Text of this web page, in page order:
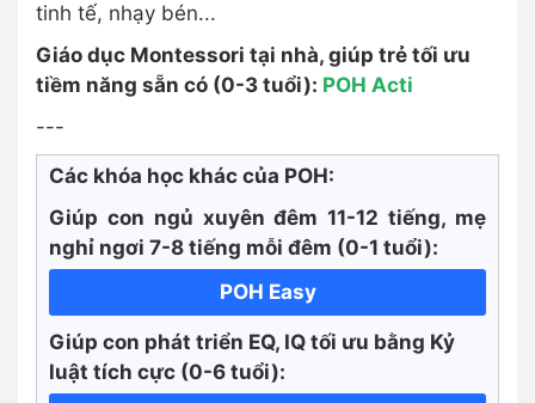
tinh tế, nhạy bén...
Giáo dục Montessori tại nhà, giúp trẻ tối ưu
tiềm năng sẵn có (0-3 tuổi): POH Acti
---
Các khóa học khác của POH:
Giúp con ngủ xuyên đêm 11-12 tiếng, mẹ
nghỉ ngơi 7-8 tiếng mỗi đêm (0-1 tuổi):
POH Easy
Giúp con phát triển EQ, IQ tối ưu bằng Kỷ
luật tích cực (0-6 tuổi):